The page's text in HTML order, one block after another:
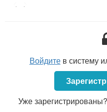
Компетенции
кадров
Руководителем
лицо, которое в силу
Войдитев систему
Уже